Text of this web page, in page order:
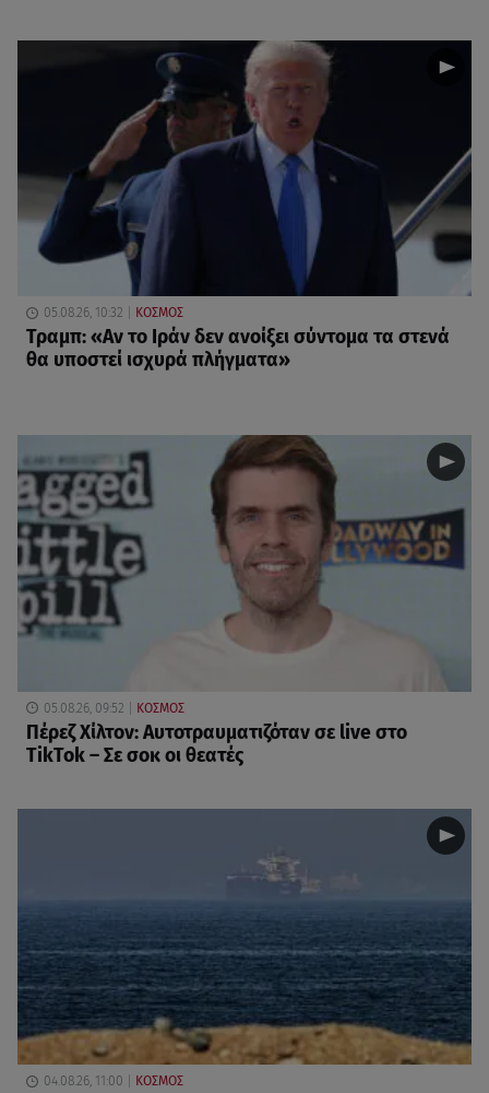
05.08.26, 10:32 ΚΟΣΜΟΣ
Τραμπ: «Αν το Ιράν δεν ανοίξει σύντομα τα στενά
θα υποστεί ισχυρά πλήγματα»
05.08.26, 09:52 ΚΟΣΜΟΣ
Πέρεζ Χίλτον: Αυτοτραυματιζόταν σε live στο
TikTok – Σε σοκ οι θεατές
04.08.26, 11:00 ΚΟΣΜΟΣ